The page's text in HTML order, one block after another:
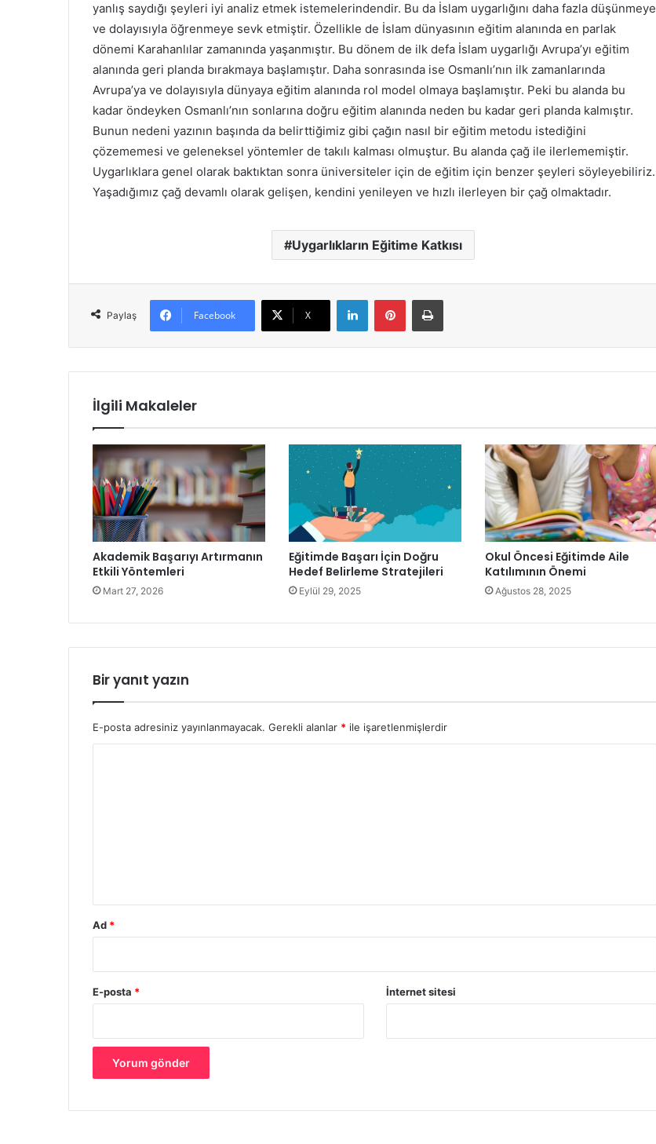
yanlış saydığı şeyleri iyi analiz etmek istemelerindendir. Bu da İslam uygarlığını daha fazla düşünmeye
ve dolayısıyla öğrenmeye sevk etmiştir. Özellikle de İslam dünyasının eğitim alanında en parlak
dönemi Karahanlılar zamanında yaşanmıştır. Bu dönem de ilk defa İslam uygarlığı Avrupa’yı eğitim
alanında geri planda bırakmaya başlamıştır. Daha sonrasında ise Osmanlı’nın ilk zamanlarında
Avrupa’ya ve dolayısıyla dünyaya eğitim alanında rol model olmaya başlamıştır. Peki bu alanda bu
kadar öndeyken Osmanlı’nın sonlarına doğru eğitim alanında neden bu kadar geri planda kalmıştır.
Bunun nedeni yazının başında da belirttiğimiz gibi çağın nasıl bir eğitim metodu istediğini
çözememesi ve geleneksel yöntemler de takılı kalması olmuştur. Bu alanda çağ ile ilerlememiştir.
Uygarlıklara genel olarak baktıktan sonra üniversiteler için de eğitim için benzer şeyleri söyleyebiliriz.
Yaşadığımız çağ devamlı olarak gelişen, kendini yenileyen ve hızlı ilerleyen bir çağ olmaktadır.
Uygarlıkların Eğitime Katkısı
Paylaş Facebook X
LinkedInPinterestYazdır
İlgili Makaleler
Akademik Başarıyı Artırmanın
Etkili Yöntemleri
Mart 27, 2026
Eğitimde Başarı İçin Doğru
Hedef Belirleme Stratejileri
Eylül 29, 2025
Okul Öncesi Eğitimde Aile
Katılımının Önemi
Ağustos 28, 2025
Bir yanıt yazın
E-posta adresiniz yayınlanmayacak. Gerekli alanlar * ile işaretlenmişlerdir
Ad *
E-posta * İnternet sitesi